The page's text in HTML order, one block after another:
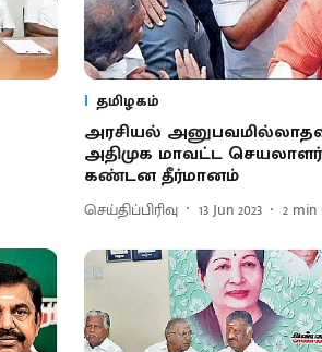
தமிழகம்
அரசியல்
அதிமுக மாவட்ட
கண்டன தீர்மானம்
செய்திப்பிரிவு 13 Jun 2023 2 min